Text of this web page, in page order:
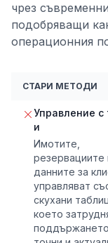
чрез
подобряващи
операционния
СТАРИ МЕТОДИ
Управление с
и
Имотите,
резервациите
данните за
управляват
скухани
което